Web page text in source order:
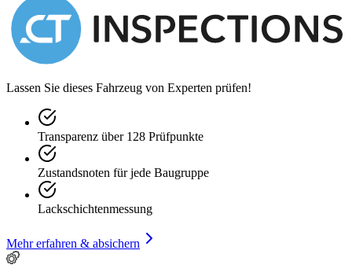
Lassen Sie dieses Fahrzeug von Experten prüfen!
Transparenz über 128 Prüfpunkte
Zustandsnoten für jede Baugruppe
Lackschichtenmessung
Mehr erfahren & absichern